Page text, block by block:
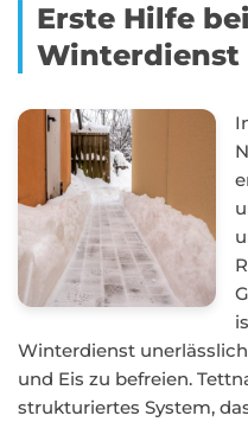
Erste Hilfe
Winterdienst
Winterdienst
und Eis zu befreien.
strukturiertes System,